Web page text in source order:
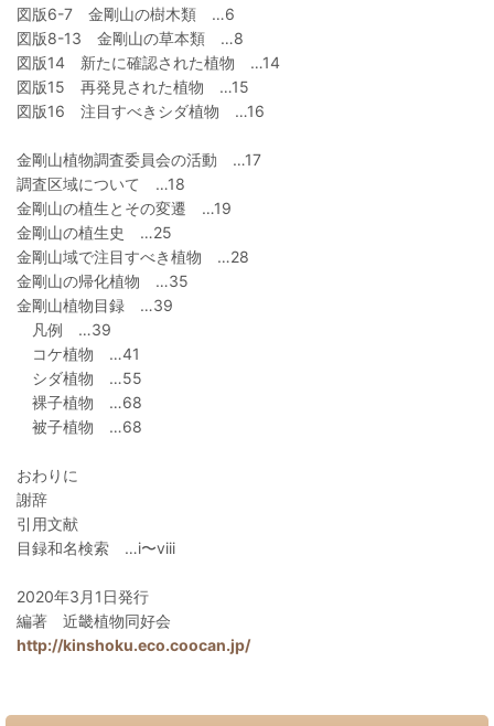
図版6-7 金剛山の樹木類 …6
図版8-13 金剛山の草本類 …8
図版14 新たに確認された植物 …14
図版15 再発見された植物 …15
図版16 注目すべきシダ植物 …16
金剛山植物調査委員会の活動 …17
調査区域について …18
金剛山の植生とその変遷 …19
金剛山の植生史 …25
金剛山域で注目すべき植物 …28
金剛山の帰化植物 …35
金剛山植物目録 …39
凡例 …39
コケ植物 …41
シダ植物 …55
裸子植物 …68
被子植物 …68
おわりに
謝辞
引用文献
目録和名検索 …i〜viii
2020年3月1日発行
編著 近畿植物同好会
http://kinshoku.eco.coocan.jp/